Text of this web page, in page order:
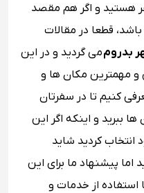
هستید و اگر هم مقصد
قطعا در مقالات
بدروممی گردید و در این
مهمترین مکان ها و
کنیم تا در سفرتان
ها ببرید و اینکه اگر این
انتخاب کردید شاید
پیشنهاد ما برای این
استفاده از خدمات و